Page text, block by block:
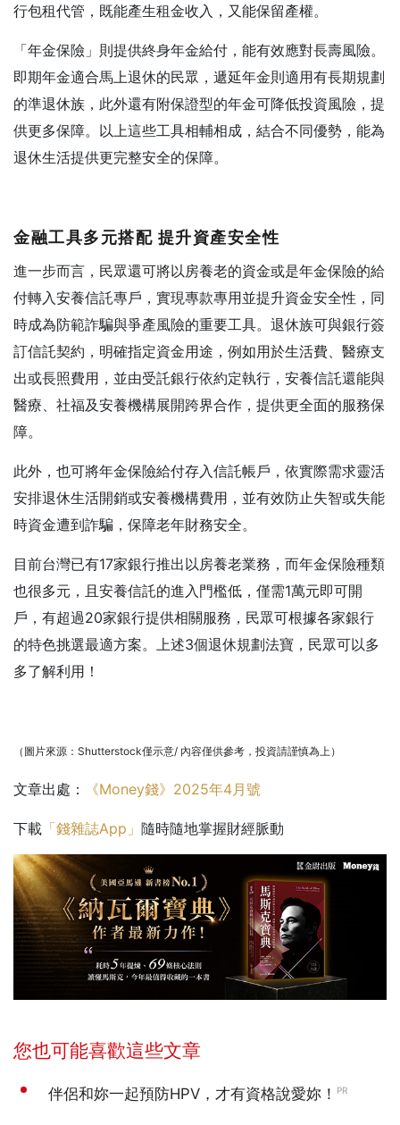
行包租代管，既能產生租金收入，又能保留產權。
「年金保險」則提供終身年金給付，能有效應對長壽風險。
即期年金適合馬上退休的民眾，遞延年金則適用有長期規劃
的準退休族，此外還有附保證型的年金可降低投資風險，提
供更多保障。以上這些工具相輔相成，結合不同優勢，能為
退休生活提供更完整安全的保障。
金融工具多元搭配 提升資產安全性
進一步而言，民眾還可將以房養老的資金或是年金保險的給
付轉入安養信託專戶，實現專款專用並提升資金安全性，同
時成為防範詐騙與爭產風險的重要工具。退休族可與銀行簽
訂信託契約，明確指定資金用途，例如用於生活費、醫療支
出或長照費用，並由受託銀行依約定執行，安養信託還能與
醫療、社福及安養機構展開跨界合作，提供更全面的服務保
障。
此外，也可將年金保險給付存入信託帳戶，依實際需求靈活
安排退休生活開銷或安養機構費用，並有效防止失智或失能
時資金遭到詐騙，保障老年財務安全。
目前台灣已有17家銀行推出以房養老業務，而年金保險種類
也很多元，且安養信託的進入門檻低，僅需1萬元即可開
戶，有超過20家銀行提供相關服務，民眾可根據各家銀行
的特色挑選最適方案。上述3個退休規劃法寶，民眾可以多
多了解利用！
（圖片來源：Shutterstock僅示意/ 內容僅供參考，投資請謹慎為上）
文章出處： 《Money錢》2025年4月號
下載 「錢雜誌App」 隨時隨地掌握財經脈動